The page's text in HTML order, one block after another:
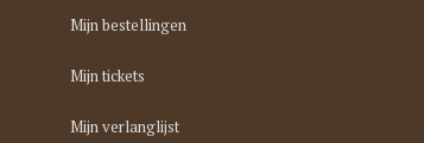
Mijn bestellingen
Mijn tickets
Mijn verlanglijst